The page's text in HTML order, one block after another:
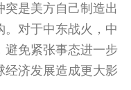
突是美方自己制造出
对于中东战火，中
避免紧张事态进一步
经济发展造成更大影